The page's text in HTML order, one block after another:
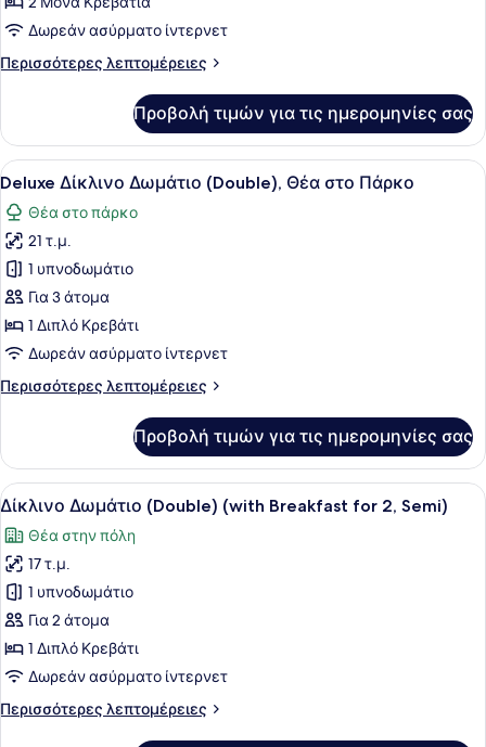
Δωμάτιο
(Twin),
Θέα
Δωρεάν ασύρματο ίντερνετ
Περισσότερες λεπτομέρειες
Περισσότερες
Δίκλινο
Δωμάτιο
(Twin),
στο
Πάρκο
Προβολή τιμών για τις ημερομηνίες σας
Προβολή
όλων
των
φωτογραφιών
για
Deluxe
Δίκλινο
Δωμάτιο
(Double),
Θέα
Ένα στρωμένο κρεβάτι με λευκά
6
Deluxe Δίκλινο Δωμάτιο (Double), Θέα στο Πάρκο
Θέα στο πάρκο
21 τ.μ.
1 υπνοδωμάτιο
Για 3 άτομα
1 Διπλό Κρεβάτι
Δωρεάν ασύρματο ίντερνετ
Περισσότερες λεπτομέρειες
Περισσότερες
Δίκλινο
Δωμάτιο
(Double),
στο
Πάρκο
Προβολή τιμών για τις ημερομηνίες σας
Προβολή
όλων
των
φωτογραφιών
για
Δίκλινο
Δωμάτιο
(Double)
Breakfast
Ένα σύγχρονο μπάνιο με λευκό
6
Δίκλινο Δωμάτιο (Double) (with Breakfast for 2, Semi)
Θέα στην πόλη
17 τ.μ.
1 υπνοδωμάτιο
Για 2 άτομα
1 Διπλό Κρεβάτι
Δωρεάν ασύρματο ίντερνετ
Περισσότερες λεπτομέρειες
Περισσότερες